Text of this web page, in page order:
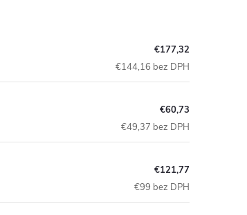
€177,32
€144,16 bez DPH
€60,73
€49,37 bez DPH
€121,77
€99 bez DPH